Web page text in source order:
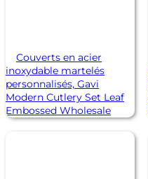
Couverts en acier
inoxydable martelés
personnalisés, Gavi
Modern Cutlery Set Leaf
Embossed Wholesale